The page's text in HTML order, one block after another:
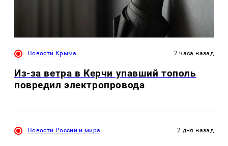
Новости Крыма 2 часа назад
Из-за ветра в Керчи упавший тополь
повредил электропровода
Новости России и мира 2 дня назад